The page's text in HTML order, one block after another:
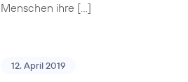
Menschen ihre […]
12. April 2019